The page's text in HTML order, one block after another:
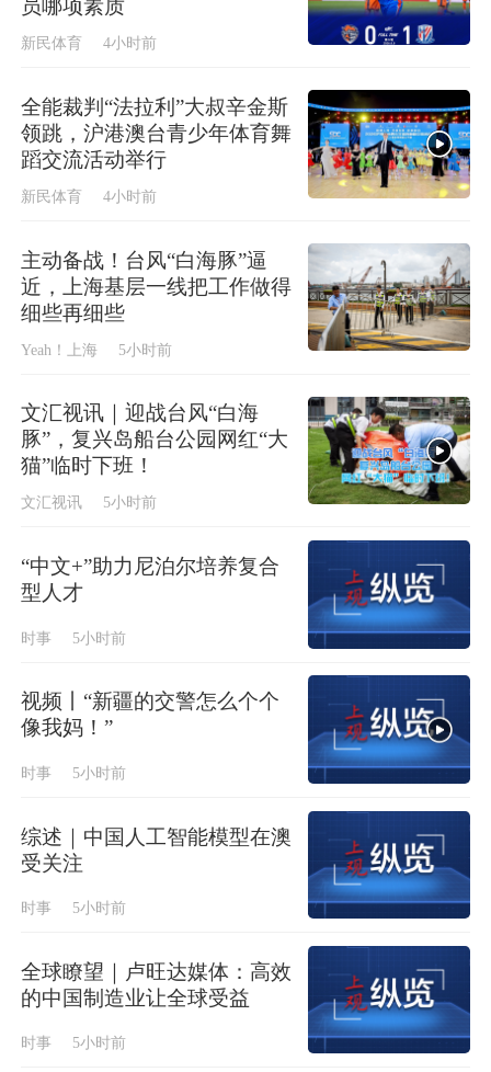
员哪项素质
新民体育 4小时前
全能裁判“法拉利”大叔辛金斯
领跳，沪港澳台青少年体育舞
蹈交流活动举行
新民体育 4小时前
主动备战！台风“白海豚”逼
近，上海基层一线把工作做得
细些再细些
Yeah！上海 5小时前
文汇视讯｜迎战台风“白海
豚”，复兴岛船台公园网红“大
猫”临时下班！
文汇视讯 5小时前
“中文+”助力尼泊尔培养复合
型人才
时事 5小时前
视频丨“新疆的交警怎么个个
像我妈！”
时事 5小时前
综述｜中国人工智能模型在澳
受关注
时事 5小时前
全球瞭望｜卢旺达媒体：高效
的中国制造业让全球受益
时事 5小时前